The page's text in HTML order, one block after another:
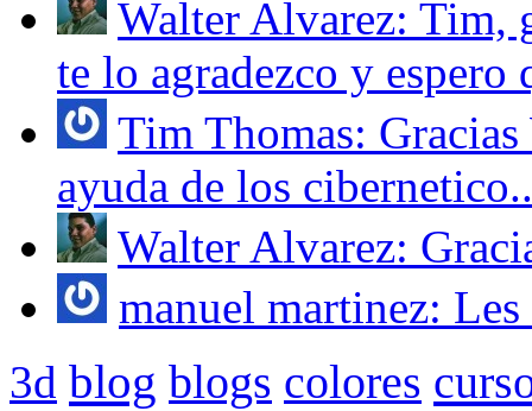
Walter Alvarez: Tim,
te lo agradezco y espero
Tim Thomas:
ayuda de los
Walter Alvarez:
manuel martinez:
3d blog blogs colores